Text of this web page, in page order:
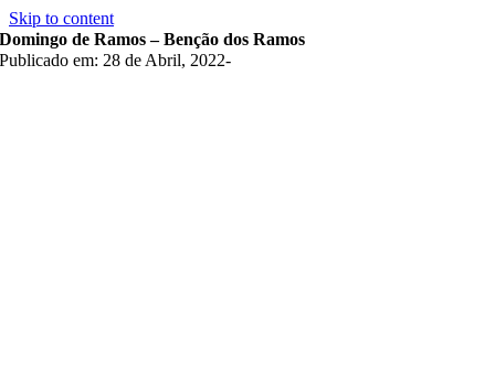
Skip to content
Domingo de Ramos – Benção dos Ramos
Publicado em: 28 de Abril, 2022-